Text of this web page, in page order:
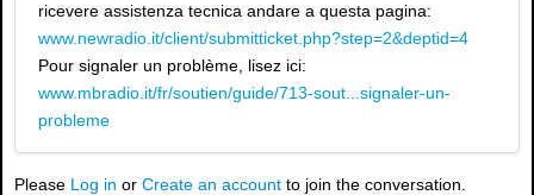
ricevere assistenza tecnica andare a questa pagina:
www.newradio.it/client/submitticket.php?step=2&deptid=4
Pour signaler un problème, lisez ici:
www.mbradio.it/fr/soutien/guide/713-sout...signaler-un-
probleme
Please Log in or Create an account to join the conversation.